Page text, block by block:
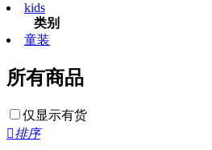
kids
类别
童装
所有商品
仅显示有货
排序